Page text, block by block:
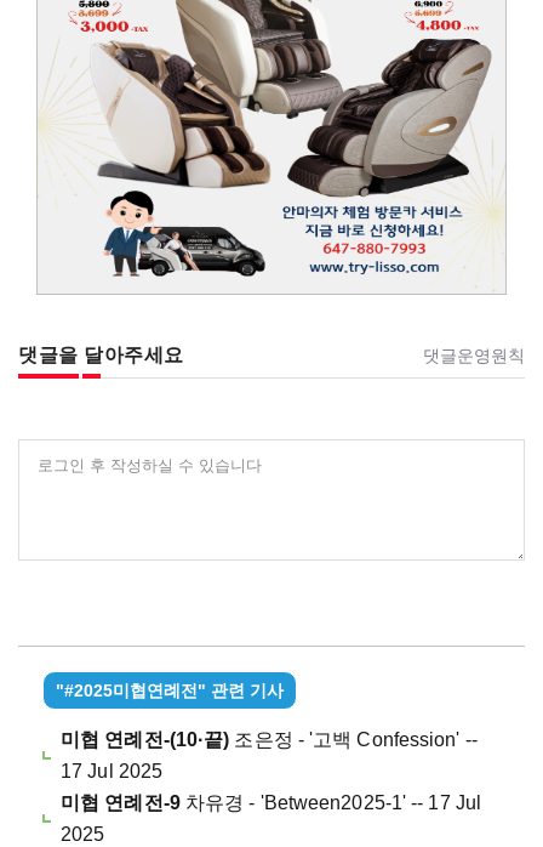
댓글을 달아주세요 댓글운영원칙
로그인 후 작성하실 수 있습니다
"#2025미협연례전" 관련 기사
미협 연례전-(10·끝) 조은정 - '고백 Confession' --
17 Jul 2025
미협 연례전-9차유경 - 'Between2025-1' -- 17 Jul
2025